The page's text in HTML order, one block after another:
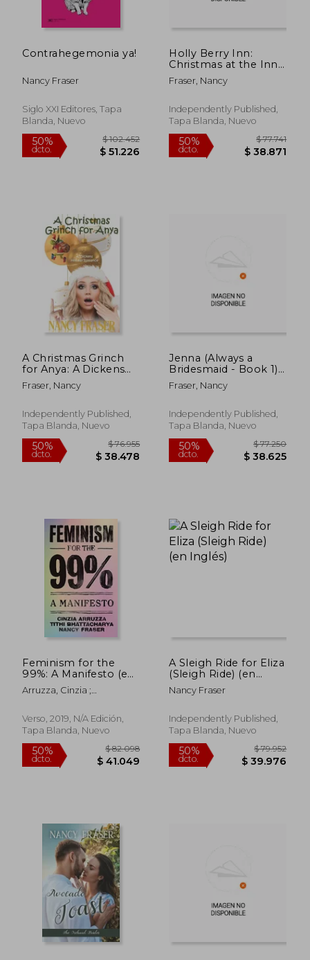
50% $ 114.534 50% $
50% $ 88.195 50%
Contrahegemonia ya!
Nancy Fraser
Siglo XXI Editores, Tapa
Blanda, Nuevo
dcto. $ 51.226
Holly Berry Inn:
Christmas at the Inn -
Book 18 (en Inglés)
Fraser, Nancy
Independently Published,
Tapa Blanda, Nuevo
dcto. $
A Christmas Grinch
for Anya: A Dickens
Holiday Romance -
Book 16 (en Inglés)
Fraser, Nancy
Independently Published,
Tapa Blanda, Nuevo
Jenna (Always a
Bridesmaid - Book 1)
(en Inglés)
Fraser, Nancy
Independently Published,
Tapa Blanda, Nuevo
Feminism for the
99%: A Manifesto (en
Inglés)
Arruzza, Cinzia ;
Nancy
Verso, 2019, N/A Edición,
Tapa Blanda, Nuevo
A Sleigh Ride for Eliza
(Sleigh Ride) (en
Inglés)
Nancy Fraser
Independently Published,
Tapa Blanda, Nuevo